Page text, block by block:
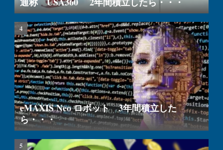
eMAXIS Neo ロボット 3年間積立した
ら・・・